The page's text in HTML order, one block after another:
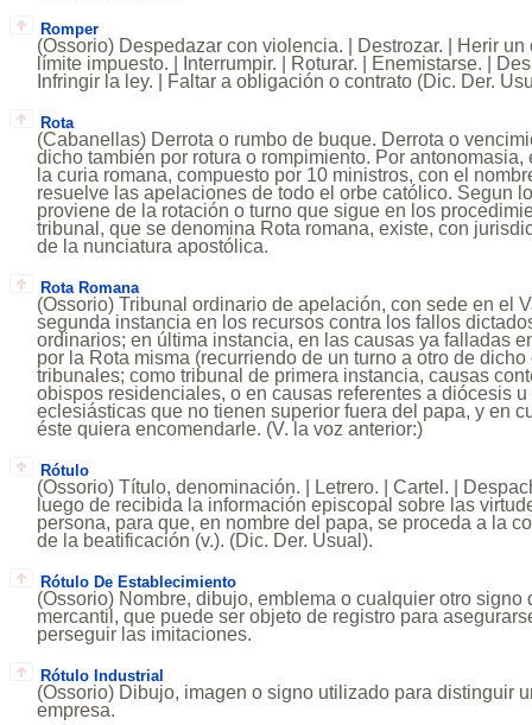
Romper
(Ossorio) Despedazar con violencia. | Destrozar. | Herir
límite impuesto. | Interrumpir. | Roturar. | Enemistarse. |
Infringir la ley. | Faltar a obligación o contrato (Dic. Der.
Rota
(Cabanellas) Derrota o rumbo de buque. Derrota o
dicho también por rotura o rompimiento. Por
la curia romana, compuesto por 10 ministros, con el
resuelve las apelaciones de todo el orbe católico. Segun
proviene de la rotación o turno que sigue en los
tribunal, que se denomina Rota romana, existe, con
de la nunciatura apostólica.
Rota Romana
(Ossorio) Tribunal ordinario de apelación, con sede en el
segunda instancia en los recursos contra los fallos
ordinarios; en última instancia, en las causas ya falladas
por la Rota misma (recurriendo de un turno a otro de
tribunales; como tribunal de primera instancia, causas
obispos residenciales, o en causas referentes a diócesis
eclesiásticas que no tienen superior fuera del papa, y en
éste quiera encomendarle. (V. la voz anterior:)
Rótulo
(Ossorio) Título, denominación. | Letrero. | Cartel. |
luego de recibida la información episcopal sobre las
persona, para que, en nombre del papa, se proceda a la
de la beatificación (v.). (Dic. Der. Usual).
Rótulo De Establecimiento
(Ossorio) Nombre, dibujo, emblema o cualquier otro signo
mercantil, que puede ser objeto de registro para
perseguir las imitaciones.
Rótulo Industrial
(Ossorio) Dibujo, imagen o signo utilizado para distinguir
empresa.